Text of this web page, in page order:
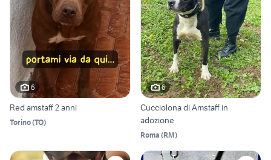
6
Red amstaff 2 anni
Torino(TO)
6
Cucciolona di Amstaff in
adozione
Roma (RM)